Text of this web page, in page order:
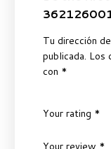
Tu dirección
publicada. Los
con *
Your rating *